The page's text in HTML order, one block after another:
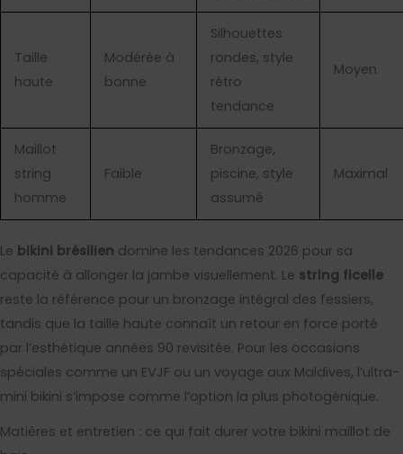
Taille
haute
Modérée à
bonne
Silhouettes
rondes, style
rétro
tendance
Moyen
Maillot
string
homme
Faible
Bronzage,
piscine, style
assumé
Maximal
Le bikini brésilien domine les tendances 2026 pour sa
capacité à allonger la jambe visuellement. Le string ficelle
reste la référence pour un bronzage intégral des fessiers,
tandis que la taille haute connaît un retour en force porté
par l’esthétique années 90 revisitée. Pour les occasions
spéciales comme un EVJF ou un voyage aux Maldives, l’ultra-
mini bikini s’impose comme l’option la plus photogénique.
Matières et entretien : ce qui fait durer votre bikini maillot de